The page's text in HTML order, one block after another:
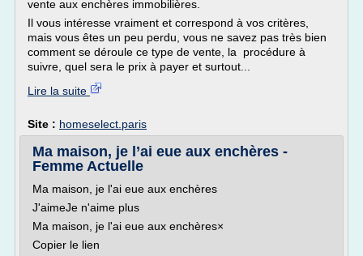
vente aux enchères immobilières.
Il vous intéresse vraiment et correspond à vos critères,
mais vous êtes un peu perdu, vous ne savez pas très bien
comment se déroule ce type de vente, la procédure à
suivre, quel sera le prix à payer et surtout...
Lire la suite
Site : homeselect.paris
Ma maison, je l’ai eue aux enchères -
Femme Actuelle
Ma maison, je l'ai eue aux enchères
J'aimeJe n'aime plus
Ma maison, je l'ai eue aux enchères×
Copier le lien